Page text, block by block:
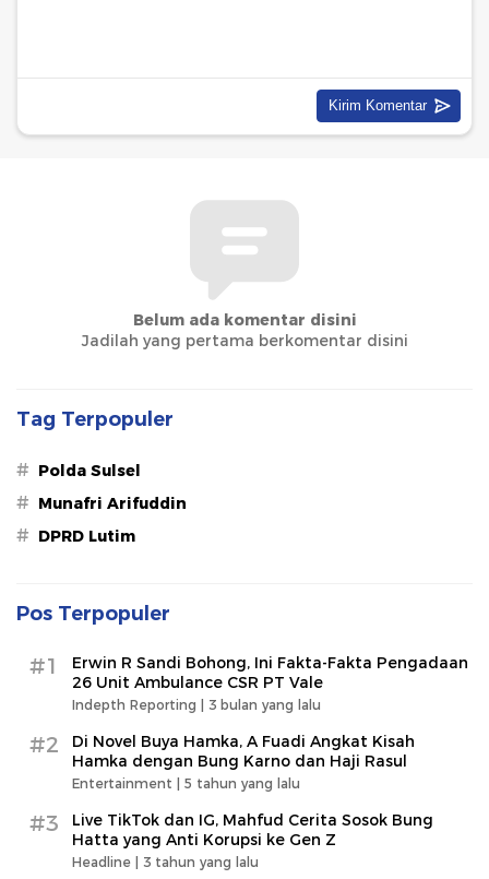
Belum ada komentar disini
Jadilah yang pertama berkomentar disini
Tag Terpopuler
# Polda Sulsel
# Munafri Arifuddin
# DPRD Lutim
Pos Terpopuler
#1
Erwin R Sandi Bohong, Ini Fakta-Fakta Pengadaan
26 Unit Ambulance CSR PT Vale
Indepth Reporting | 3 bulan yang lalu
#2
Di Novel Buya Hamka, A Fuadi Angkat Kisah
Hamka dengan Bung Karno dan Haji Rasul
Entertainment | 5 tahun yang lalu
#3
Live TikTok dan IG, Mahfud Cerita Sosok Bung
Hatta yang Anti Korupsi ke Gen Z
Headline | 3 tahun yang lalu